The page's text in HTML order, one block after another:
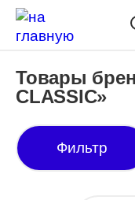
Товары
CLASSIC»
Фильтр